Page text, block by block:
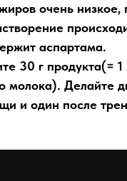
очень
аспартама.
30 г продукта(=
молока). Делайте
и один после